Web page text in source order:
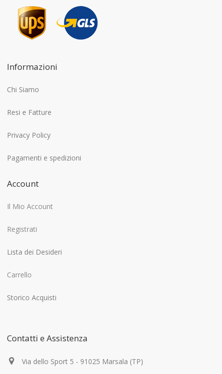
Informazioni
Chi Siamo
Resi e Fatture
Privacy Policy
Pagamenti e spedizioni
Account
Il Mio Account
Registrati
Lista dei Desideri
Carrello
Storico Acquisti
Contatti e Assistenza
Via dello Sport 5 - 91025 Marsala (TP)